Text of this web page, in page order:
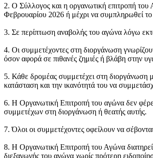
2. Ο Σύλλογος και η οργανωτική επιτροπή
Φεβρουαρίου 2026 ή μέχρι να συμπληρωθεί
3. Σε περίπτωση αναβολής του αγώνα λόγω
4. Οι συμμετέχοντες στη διοργάνωση
όσον αφορά σε πιθανές ζημιές ή βλάβη στην
5. Κάθε δρομέας συμμετέχει στη διοργάνωση
κατάσταση και την ικανότητά του να
6. Η Οργανωτική Επιτροπή του αγώνα δεν
συμμετέχων στη διοργάνωση ή θεατής αυτής.
7. Όλοι οι συμμετέχοντες οφείλουν να
8. Η Οργανωτική Επιτροπή του Αγώνα
διεξαγωγής του αγώνα χωρίς πρότερη